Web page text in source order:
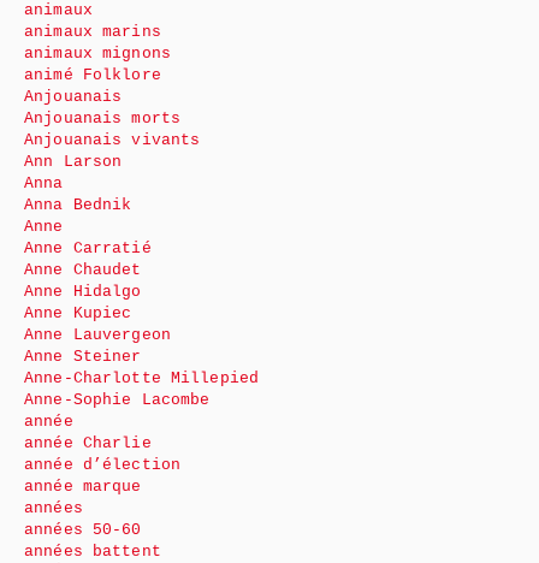
animaux
animaux marins
animaux mignons
animé Folklore
Anjouanais
Anjouanais morts
Anjouanais vivants
Ann Larson
Anna
Anna Bednik
Anne
Anne Carratié
Anne Chaudet
Anne Hidalgo
Anne Kupiec
Anne Lauvergeon
Anne Steiner
Anne-Charlotte Millepied
Anne-Sophie Lacombe
année
année Charlie
année d’élection
année marque
années
années 50-60
années battent